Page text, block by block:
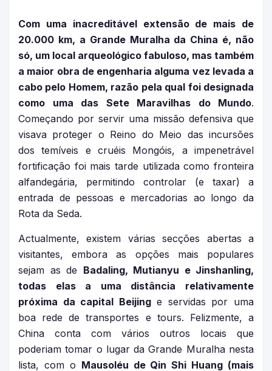
Com uma inacreditável extensão de mais de
20.000 km, a Grande Muralha da China é, não
só, um local arqueológico fabuloso, mas também
a maior obra de engenharia alguma vez levada a
cabo pelo Homem, razão pela qual foi designada
como uma das Sete Maravilhas do Mundo.
Começando por servir uma missão defensiva que
visava proteger o Reino do Meio das incursões
dos temíveis e cruéis Mongóis, a impenetrável
fortificação foi mais tarde utilizada como fronteira
alfandegária, permitindo controlar (e taxar) a
entrada de pessoas e mercadorias ao longo da
Rota da Seda.
Actualmente, existem várias secções abertas a
visitantes, embora as opções mais populares
sejam as de Badaling, Mutianyu e Jinshanling,
todas elas a uma distância relativamente
próxima da capital Beijinge servidas por uma
boa rede de transportes e tours. Felizmente, a
China conta com vários outros locais que
poderiam tomar o lugar da Grande Muralha nesta
lista, com o Mausoléu de Qin Shi Huang (mais